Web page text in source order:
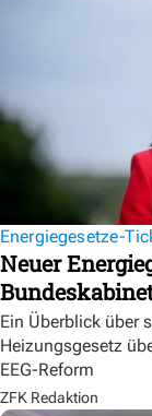
Energiegesetze-
Neuer
Ein Überblick über
Heizungsgesetz
EEG-Reform
ZFK Redaktion